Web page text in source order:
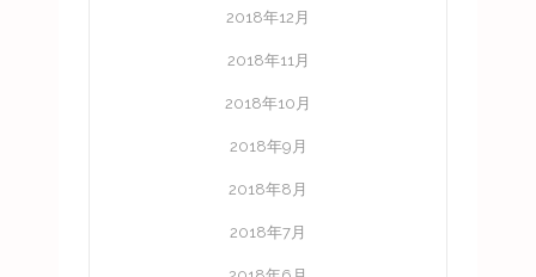
2018年12月
2018年11月
2018年10月
2018年9月
2018年8月
2018年7月